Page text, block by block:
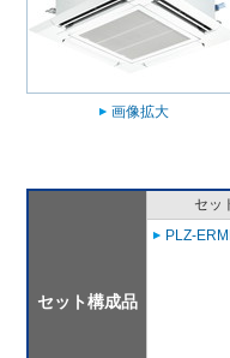
画像拡大
セット構成品
セッ
PLZ-